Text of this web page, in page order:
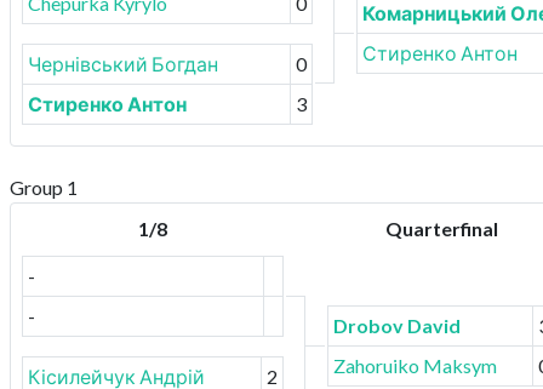
Чернівський Богдан
0
Стиренко Антон
3
Комарницький
Стиренко Антон
Group 1
1/8
Quarterfinal
-
-
Кісилейчук Андрій
2
Drobov David
Zahoruiko Maksym